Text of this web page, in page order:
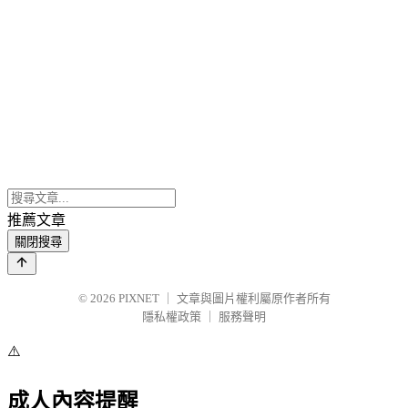
推薦文章
關閉搜尋
© 2026 PIXNET
文章與圖片權利屬原作者所有
隱私權政策
服務聲明
⚠️
成人內容提醒